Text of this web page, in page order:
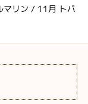
マリン / 11月 トパ